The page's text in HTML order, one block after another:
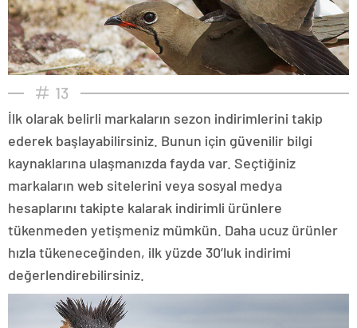
13
İlk olarak belirli markaların sezon indirimlerini takip
ederek başlayabilirsiniz. Bunun için güvenilir bilgi
kaynaklarına ulaşmanızda fayda var. Seçtiğiniz
markaların web sitelerini veya sosyal medya
hesaplarını takipte kalarak indirimli ürünlere
tükenmeden yetişmeniz mümkün. Daha ucuz ürünler
hızla tükeneceğinden, ilk yüzde 30’luk indirimi
değerlendirebilirsiniz.